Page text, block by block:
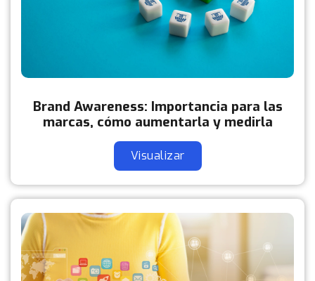
Brand Awareness: Importancia para las
marcas, cómo aumentarla y medirla
Visualizar